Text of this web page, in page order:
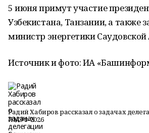
5 июня примут участие
Узбекистана, Танзании, а также
министр энергетики Саудовской
Источник и фото: ИА
Радий Хабиров рассказал о задачах
ПМЭФ-2026